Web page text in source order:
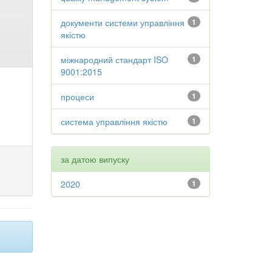
1
документи системи управління
якістю
1
міжнародний стандарт ISO
9001:2015
1
процеси
1
система управління якістю
за датою випуску
1
2020